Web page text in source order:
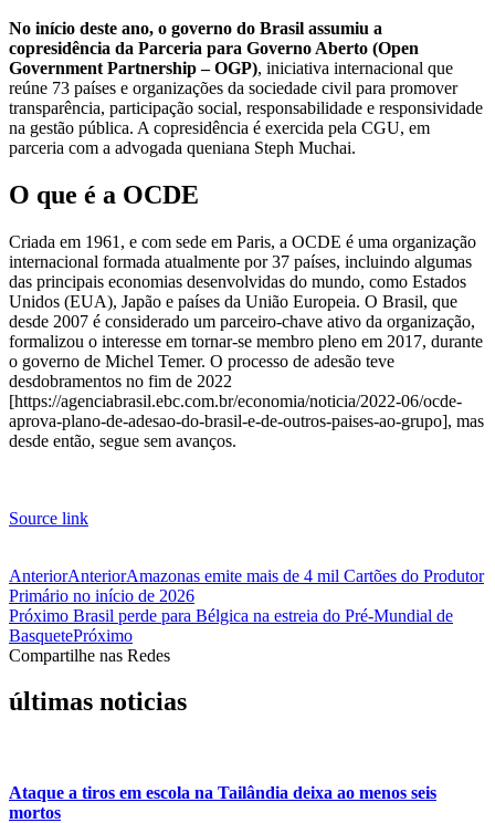
No início deste ano, o governo do Brasil assumiu a
copresidência da Parceria para Governo Aberto (Open
Government Partnership – OGP), iniciativa internacional que
reúne 73 países e organizações da sociedade civil para promover
transparência, participação social, responsabilidade e responsividade
na gestão pública. A copresidência é exercida pela CGU, em
parceria com a advogada queniana Steph Muchai.
O que é a OCDE
Criada em 1961, e com sede em Paris, a OCDE é uma organização
internacional formada atualmente por 37 países, incluindo algumas
das principais economias desenvolvidas do mundo, como Estados
Unidos (EUA), Japão e países da União Europeia. O Brasil, que
desde 2007 é considerado um parceiro-chave ativo da organização,
formalizou o interesse em tornar-se membro pleno em 2017, durante
o governo de Michel Temer. O processo de adesão teve
desdobramentos no fim de 2022
[https://agenciabrasil.ebc.com.br/economia/noticia/2022-06/ocde-
aprova-plano-de-adesao-do-brasil-e-de-outros-paises-ao-grupo], mas
desde então, segue sem avanços.
Source link
AnteriorAnteriorAmazonas emite mais de 4 mil Cartões do Produtor
Primário no início de 2026
Próximo Brasil perde para Bélgica na estreia do Pré-Mundial de
BasquetePróximo
Compartilhe nas Redes
últimas noticias
Ataque a tiros em escola na Tailândia deixa ao menos seis
mortos